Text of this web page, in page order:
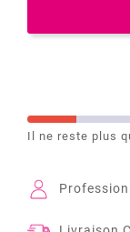
Il ne reste plus